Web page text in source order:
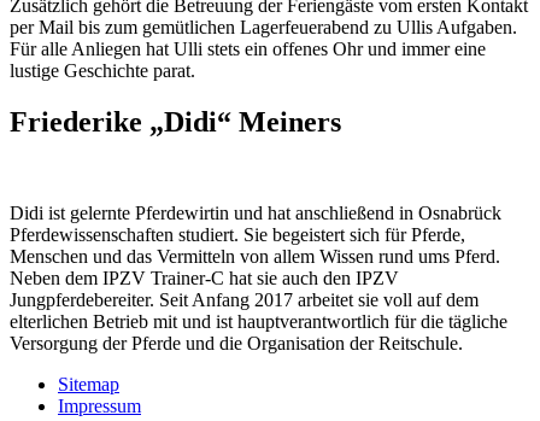
Zusätzlich gehört die Betreuung der Feriengäste vom ersten Kontakt
per Mail bis zum gemütlichen Lagerfeuerabend zu Ullis Aufgaben.
Für alle Anliegen hat Ulli stets ein offenes Ohr und immer eine
lustige Geschichte parat.
Friederike „Didi“ Meiners
Didi ist gelernte Pferdewirtin und hat anschließend in Osnabrück
Pferdewissenschaften studiert. Sie begeistert sich für Pferde,
Menschen und das Vermitteln von allem Wissen rund ums Pferd.
Neben dem IPZV Trainer-C hat sie auch den IPZV
Jungpferdebereiter. Seit Anfang 2017 arbeitet sie voll auf dem
elterlichen Betrieb mit und ist hauptverantwortlich für die tägliche
Versorgung der Pferde und die Organisation der Reitschule.
Sitemap
Impressum